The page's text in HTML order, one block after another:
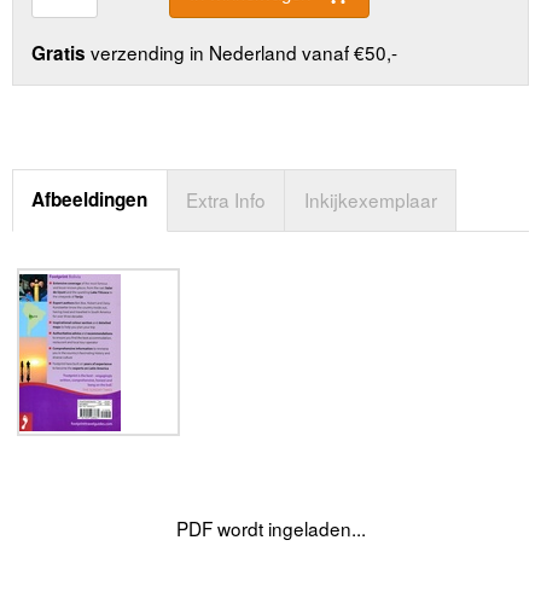
Gratis verzending in Nederland vanaf €50,-
Afbeeldingen Extra Info Inkijkexemplaar
PDF wordt ingeladen...